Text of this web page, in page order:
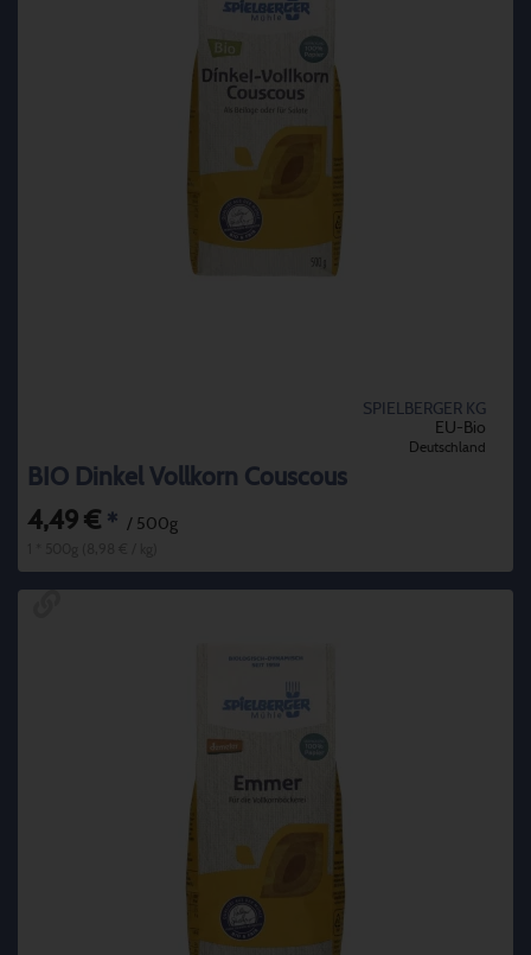
SPIELBERGER KG
EU-Bio
Deutschland
BIO Dinkel Vollkorn Couscous
4,49 € * / 500g